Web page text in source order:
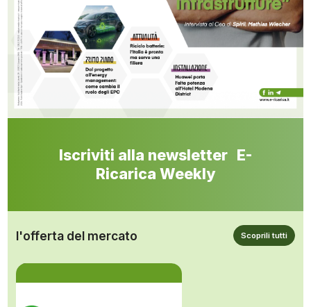
Iscriviti alla newsletter E-
Ricarica Weekly
l'offerta del mercato Scoprili tutti